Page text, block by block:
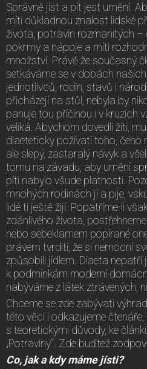
Správně jíst a pít jest umění.
míti důkladnou znalost lidské
života, potravin rozmanitých –
pokrmy a nápoje a míti
množství. Právě že současný
setkáváme se v dobách
jednotlivců, rodin, stavů i
přicházejí na stůl, nebyla by
panuje tou příčinou i v kruzích
veliká. Abychom dovedli žíti,
diaeteticky požívati toho, čeho
ale slepý, zastaralý návyk a
tomu na závadu, aby umění
píti nabylo všude platnosti.
mnohých rodinách jí a pije,
lidé ti ještě žijí. Popatříme-li
zdánlivého života,
nebo sebeklamem popírané
právem tvrditi, že si nemocní
způsobili jídlem. Diaeta nepatří
k podmínkám moderní
nabýváme z látek ztrávených,
Chceme se zde zabývati
této věci i odkazujeme
s teoretickými důvody, ke
„Potraviny“. Zde buďtež
Co, jak a kdy máme jísti?